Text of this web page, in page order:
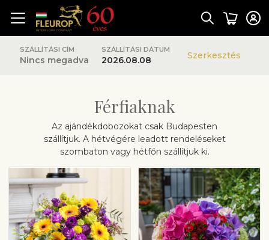
SZÁLLÍTÁSI CÍM
Nincs megadva
SZÁLLÍTÁSI DÁTUM
2026.08.08 Szerkesztés
Férfiaknak
Az ajándékdobozokat csak Budapesten
szállítjuk. A hétvégére leadott rendeléseket
szombaton vagy hétfőn szállítjuk ki.